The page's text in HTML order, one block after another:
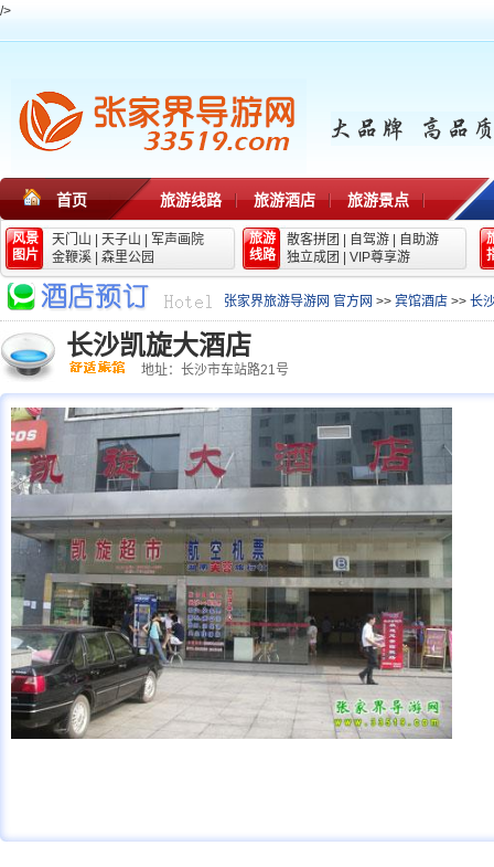
/>
首页 旅游线路 旅游酒店 旅游景点
风景
图片
天门山 天子山
军声画院
金鞭溪
森里公园
旅游
线路
散客拼团 自驾游
自助游
独立成团
VIP尊享游
张家界旅游导游网 官方网 >> 宾馆酒店 >> 长
长沙凯旋大酒店
地址：长沙市车站路21号